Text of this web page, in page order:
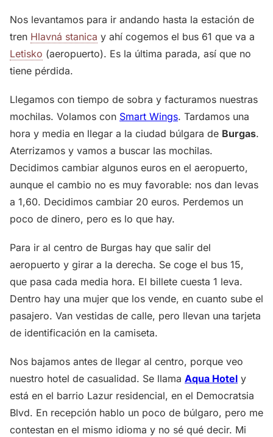
Nos levantamos para ir andando hasta la estación de
tren Hlavná stanica y ahí cogemos el bus 61 que va a
Letisko (aeropuerto). Es la última parada, así que no
tiene pérdida.
Llegamos con tiempo de sobra y facturamos nuestras
mochilas. Volamos con Smart Wings. Tardamos una
hora y media en llegar a la ciudad búlgara de Burgas.
Aterrizamos y vamos a buscar las mochilas.
Decidimos cambiar algunos euros en el aeropuerto,
aunque el cambio no es muy favorable: nos dan levas
a 1,60. Decidimos cambiar 20 euros. Perdemos un
poco de dinero, pero es lo que hay.
Para ir al centro de Burgas hay que salir del
aeropuerto y girar a la derecha. Se coge el bus 15,
que pasa cada media hora. El billete cuesta 1 leva.
Dentro hay una mujer que los vende, en cuanto sube el
pasajero. Van vestidas de calle, pero llevan una tarjeta
de identificación en la camiseta.
Nos bajamos antes de llegar al centro, porque veo
nuestro hotel de casualidad. Se llama Aqua Hotel y
está en el barrio Lazur residencial, en el Democratsia
Blvd. En recepción hablo un poco de búlgaro, pero me
contestan en el mismo idioma y no sé qué decir. Mi